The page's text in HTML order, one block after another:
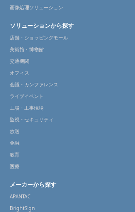
画像処理ソリューション
ソリューションから探す
店舗・ショッピングモール
美術館・博物館
交通機関
オフィス
会議・カンファレンス
ライブイベント
工場・工事現場
監視・セキュリティ
放送
金融
教育
医療
メーカーから探す
APANTAC
BrightSign